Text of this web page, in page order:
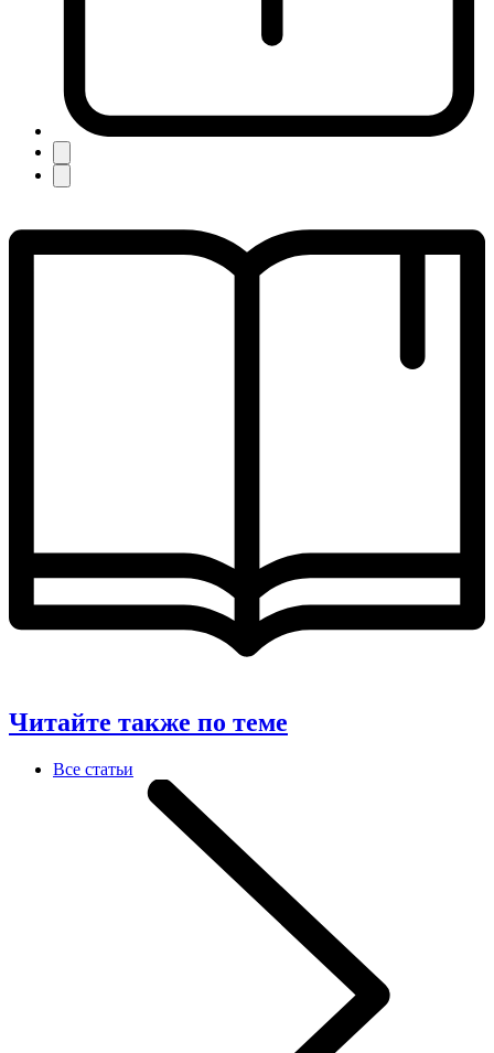
Читайте также по теме
Все статьи